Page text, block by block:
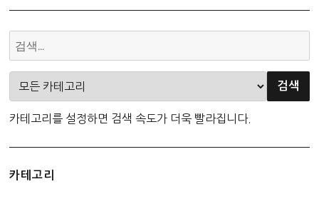
램
LEET)
카테고리를 설정하면 검색 속도가 더욱 빨라집니다.
카테고리